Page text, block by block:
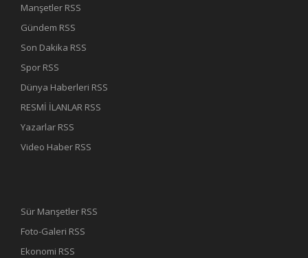
Manşetler RSS
Gündem RSS
Son Dakika RSS
Spor RSS
Dünya Haberleri RSS
RESMİ İLANLAR RSS
Yazarlar RSS
Video Haber RSS
Sür Manşetler RSS
Foto-Galeri RSS
Ekonomi RSS